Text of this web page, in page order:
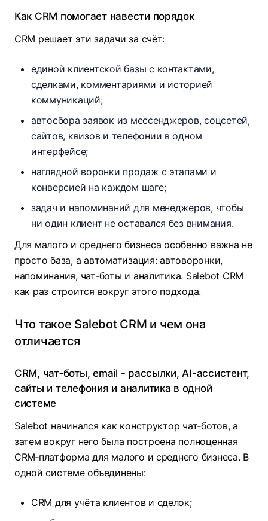
Как CRM помогает навести порядок
CRM решает эти задачи за счёт:
единой клиентской базы с контактами,
сделками, комментариями и историей
коммуникаций;
автосбора заявок из мессенджеров, соцсетей,
сайтов, квизов и телефонии в одном
интерфейсе;​
наглядной воронки продаж с этапами и
конверсией на каждом шаге;
задач и напоминаний для менеджеров, чтобы
ни один клиент не оставался без внимания.
Для малого и среднего бизнеса особенно важна не
просто база, а автоматизация: автоворонки,
напоминания, чат‑боты и аналитика. Salebot CRM
как раз строится вокруг этого подхода.
Что такое Salebot CRM и чем она
отличается
CRM, чат‑боты, email - рассылки, AI-ассистент,
сайты и телефония и аналитика в одной
системе
Salebot начинался как конструктор чат‑ботов, а
затем вокруг него была построена полноценная
CRM‑платформа для малого и среднего бизнеса. В
одной системе объединены:​
CRM для учёта клиентов и сделок;